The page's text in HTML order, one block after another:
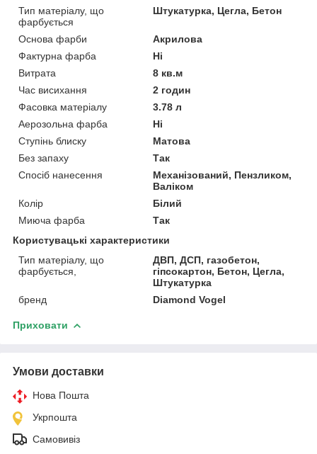
Тип матеріалу, що
фарбується
Штукатурка, Цегла, Бетон
Основа фарби
Акрилова
Фактурна фарба
Ні
Витрата
8 кв.м
Час висихання
2 годин
Фасовка матеріалу
3.78 л
Аерозольна фарба
Ні
Ступінь блиску
Матова
Без запаху
Так
Спосіб нанесення
Механізований, Пензликом,
Валіком
Колір
Білий
Миюча фарба
Так
Користувацькі характеристики
Тип матеріалу, що
фарбується,
ДВП, ДСП, газобетон,
гіпсокартон, Бетон, Цегла,
Штукатурка
бренд
Diamond Vogel
Приховати
Умови доставки
Нова Пошта
Укрпошта
Самовивіз